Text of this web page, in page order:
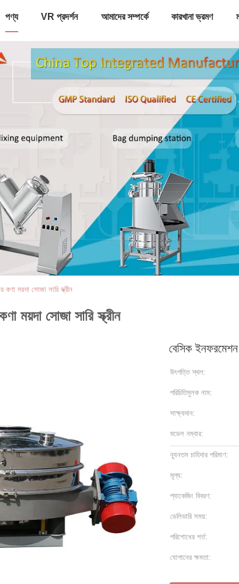
পণ্য VR প্রদর্শন আমাদের সম্পর্কে কারখানা ভ্রমণ
ময়দা সোজা সারি স্ক্রীন
ময়দা সোজা সারি স্ক্রীন
বেসিক ইনফরমেশন
উৎপত্তি স্থল:
পরিচিতিমুলক নাম:
সাক্ষ্যদান:
মডেল নম্বার:
ন্যূনতম চাহিদার পরিমাণ:
মূল্য:
প্যাকেজিং বিবরণ:
ডেলিভারি সময়:
পরিশোধের শর্ত:
যোগানের ক্ষমতা: